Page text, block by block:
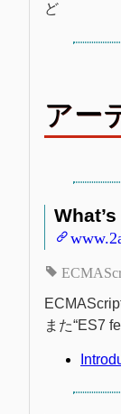
ど
アー
また“ES7